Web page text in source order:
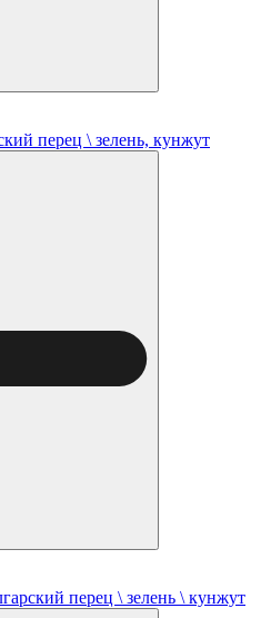
перец \ зелень, кунжут
перец \ зелень \ кунжут